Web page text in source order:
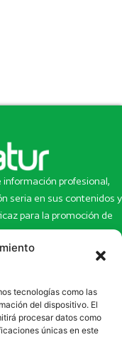
tecnologías como las
del dispositivo. El
procesar datos como
únicas en este
información profesional,
seria en sus contenidos y
para la promoción de
de interés